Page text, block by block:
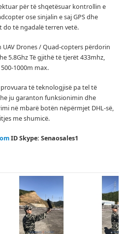
për të shqetësuar kontrollin e
ose sinjalin e saj GPS dhe
të ngadalë terren vetë.
UAV Drones / Quad-copters përdorin
5.8Ghz Të gjithë të tjerët 433mhz,
1000m max.
të teknologjisë pa tel të
ju garanton funksionimin dhe
në mbarë botën nëpërmjet DHL-së,
me shumicë.
ID Skype: Senaosales1